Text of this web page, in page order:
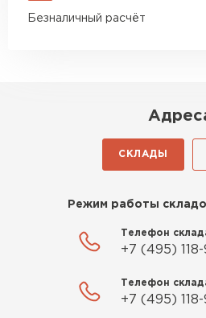
Безналичный расчёт
СКЛАДЫ
Режим работы
Телефон
+7 (495) 118-
Телефон
+7 (495)